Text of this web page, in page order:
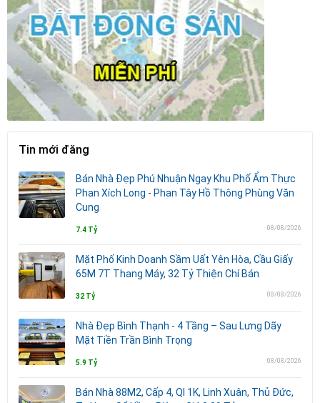
Tin mới đăng
Bán Nhà Đẹp Phú Nhuận Ngay Khu Phố Ẩm Thực
Phan Xích Long - Phan Tây Hồ Thông Phùng Văn
Cung
7.4 Tỷ 08/08/2026
Mặt Phố Kinh Doanh Sầm Uất Yên Hòa, Cầu Giấy
65M 7T Thang Máy, 32 Tỷ Thiện Chí Bán
32 Tỷ 08/08/2026
Nhà Đẹp Bình Thạnh - 4 Tầng – Sau Lưng Dãy
Mặt Tiền Trần Bình Trọng
5.9 Tỷ 08/08/2026
Bán Nhà 88M2, Cấp 4, Ql 1K, Linh Xuân, Thủ Đức,